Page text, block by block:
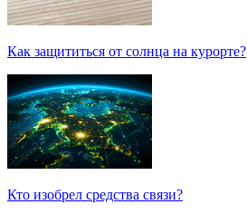
Как защититься от солнца на курорте?
Кто изобрел средства связи?